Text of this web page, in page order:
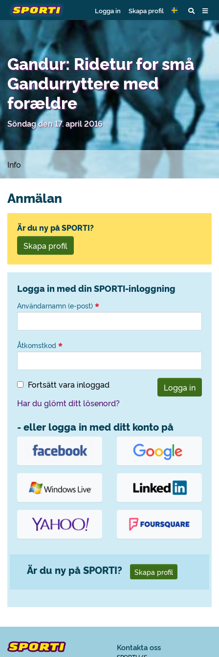
Logga in Skapa profil
Gandur: Ridetur for små
Gandurryttere med
forældre
Söndag den 17. april 2016
Info
Anmälan
Är du ny på SPORTI?
Skapa profil
Logga in med din SPORTI-inloggning
Användarnamn (e-post)
Åtkomstkod
Fortsätt vara inloggad
Logga in
Har du glömt ditt lösenord?
- eller logga in med ditt konto på
Är du ny på SPORTI? Skapa profil
Kontakta oss